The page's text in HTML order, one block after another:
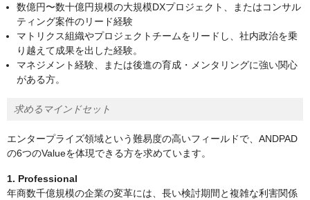
数億円〜数十億円規模の大規模DXプロジェクト、またはコンサル
ティング案件のリード経験
マトリクス組織やプロジェクトチームをリードし、社内政治を乗
り越えて成果を出した経験。
マネジメント経験、または後進の育成・メンタリングに強い関心
がある方。
求めるマインドセット
エンタープライズ領域という難易度の高いフィールドで、ANDPAD
の6つのValueを体現できる方を求めています。
1. Professional
年商数千億規模の企業の変革には、長い検討期間と複雑な利害関係